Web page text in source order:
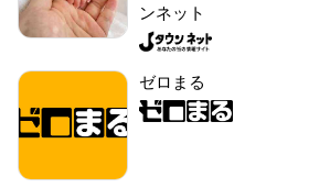
ンネット
ゼロまる